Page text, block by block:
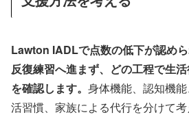
Lawton IADLで点数の低下が認め
反復練習へ進まず、どの工程で生
を確認します。 身体機能、認知機
活習慣、家族による代行を分けて